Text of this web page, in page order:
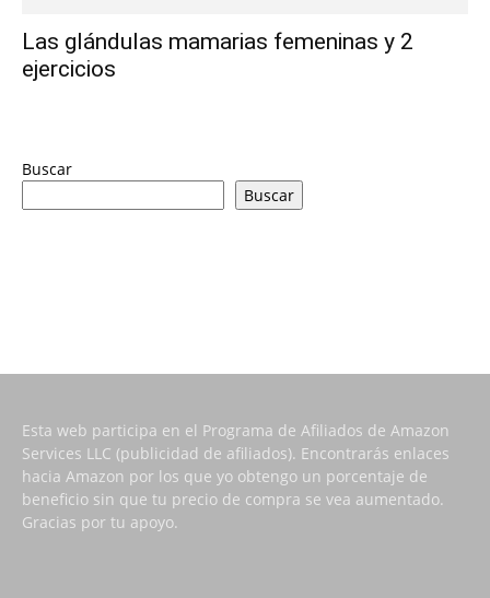
Las glándulas mamarias femeninas y 2
ejercicios
Buscar
Buscar
Esta web participa en el Programa de Afiliados de Amazon
Services LLC (publicidad de afiliados). Encontrarás enlaces
hacia Amazon por los que yo obtengo un porcentaje de
beneficio sin que tu precio de compra se vea aumentado.
Gracias por tu apoyo.